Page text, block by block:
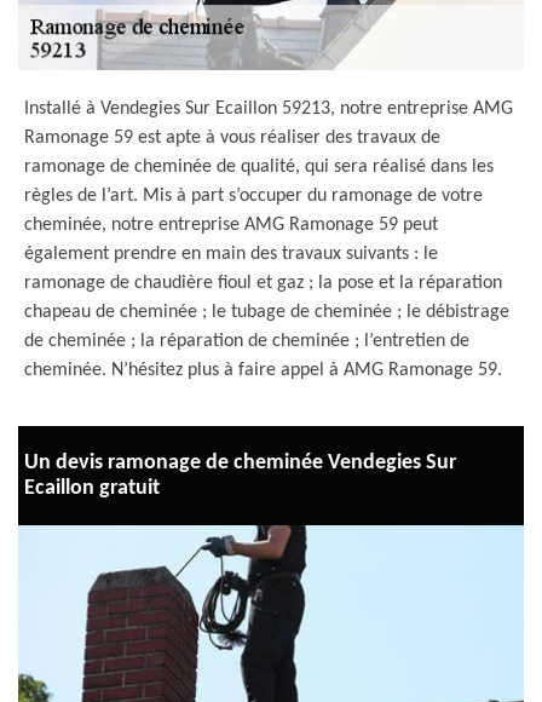
Installé à Vendegies Sur Ecaillon 59213, notre entreprise AMG
Ramonage 59 est apte à vous réaliser des travaux de
ramonage de cheminée de qualité, qui sera réalisé dans les
règles de l’art. Mis à part s’occuper du ramonage de votre
cheminée, notre entreprise AMG Ramonage 59 peut
également prendre en main des travaux suivants : le
ramonage de chaudière fioul et gaz ; la pose et la réparation
chapeau de cheminée ; le tubage de cheminée ; le débistrage
de cheminée ; la réparation de cheminée ; l’entretien de
cheminée. N’hésitez plus à faire appel à AMG Ramonage 59.
Un devis ramonage de cheminée Vendegies Sur
Ecaillon gratuit